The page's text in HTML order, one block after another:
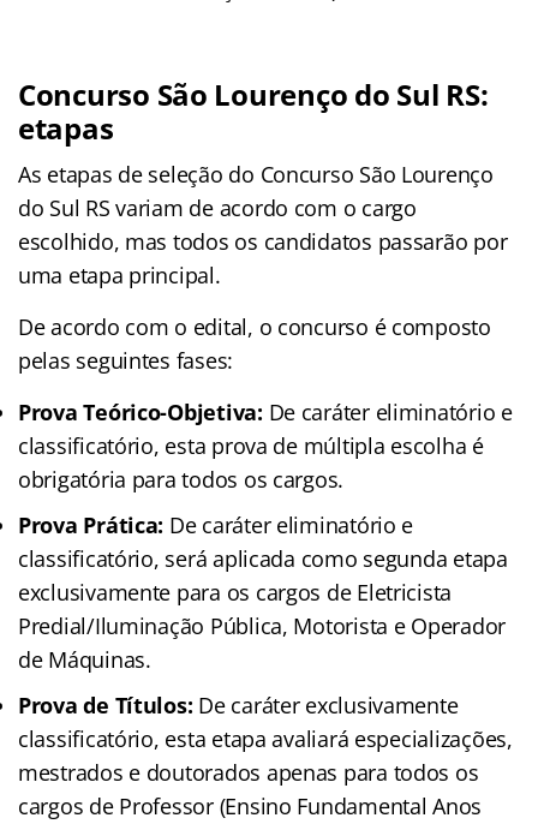
Concurso São Lourenço do Sul RS:
etapas
As etapas de seleção do Concurso São Lourenço
do Sul RS variam de acordo com o cargo
escolhido, mas todos os candidatos passarão por
uma etapa principal.
De acordo com o edital, o concurso é composto
pelas seguintes fases:
Prova Teórico-Objetiva: De caráter eliminatório e
classificatório, esta prova de múltipla escolha é
obrigatória para todos os cargos.
Prova Prática: De caráter eliminatório e
classificatório, será aplicada como segunda etapa
exclusivamente para os cargos de Eletricista
Predial/Iluminação Pública, Motorista e Operador
de Máquinas.
Prova de Títulos: De caráter exclusivamente
classificatório, esta etapa avaliará especializações,
mestrados e doutorados apenas para todos os
cargos de Professor (Ensino Fundamental Anos